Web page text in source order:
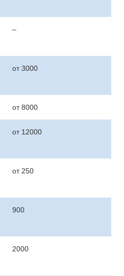
–
от 3000
от 8000
от 12000
от 250
900
2000